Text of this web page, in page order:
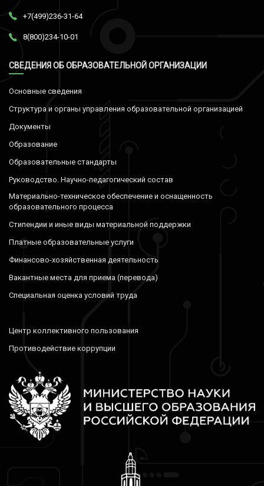
+7(499)236-31-64
8(800)234-10-01
СВЕДЕНИЯ ОБ ОБРАЗОВАТЕЛЬНОЙ ОРГАНИЗАЦИИ
Основные сведения
Структура и органы управления образовательной организацией
Документы
Образование
Образовательные стандарты
Руководство. Научно-педагогический состав
Материально-техническое обеспечение и оснащенность
образовательного процесса
Стипендии и иные виды материальной поддержки
Платные образовательные услуги
Финансово-хозяйственная деятельность
Вакантные места для приема (перевода)
Специальная оценка условий труда
Центр коллективного пользования
Противодействие коррупции